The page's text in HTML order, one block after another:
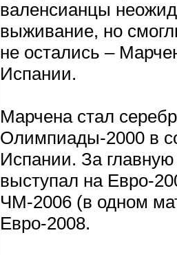
валенсианцы
выживание, но
не остались –
Испании.
Марчена стал
Олимпиады-2000 в
Испании. За
выступал на Евро-
ЧМ-2006 (в одном
Евро-2008.